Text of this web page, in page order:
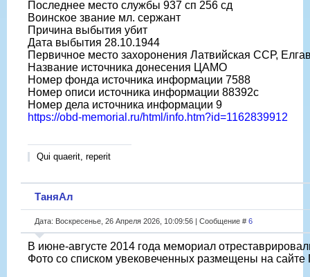
Последнее место службы 937 сп 256 сд
Воинское звание мл. сержант
Причина выбытия убит
Дата выбытия 28.10.1944
Первичное место захоронения Латвийская ССР,
Название источника донесения ЦАМО
Номер фонда источника информации 7588
Номер описи источника информации 88392с
Номер дела источника информации 9
https://obd-memorial.ru/html/info.htm?id=1162839912
Qui quaerit, reperit
ТаняАл
Дата: Воскресенье, 26 Апреля 2026, 10:09:56 | Сообщение # 6
В июне-августе 2014 года мемориал
Фото со списком увековеченных размещены на